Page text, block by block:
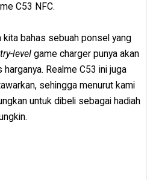
C53 NFC.
kita bahas sebuah ponsel yang
level game charger punya akan
Realme C53 ini juga
sehingga menurut kami
untuk dibeli sebagai hadiah